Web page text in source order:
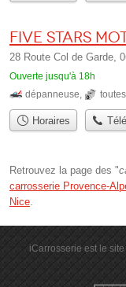
Five Stars
28 Route Col de Garde,
Ouverte jusqu'à 18h
dépanneuse
Horaires
Retrouvez la page des "
carrosserie Provence-
Nice.
iCarrosserie est le